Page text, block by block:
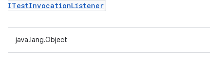
ITestInvocationListener
java.lang.Object